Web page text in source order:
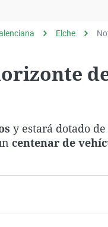
ViudaNavarra
Elche
y estará dotado de
centenar de